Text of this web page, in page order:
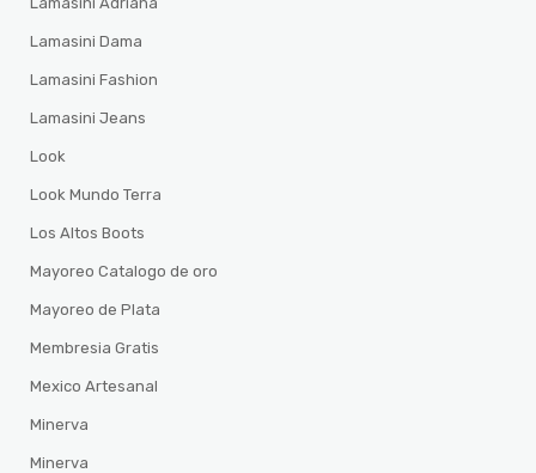
Lamasini Dama
Lamasini Fashion
Lamasini Jeans
Look
Look Mundo Terra
Los Altos Boots
Mayoreo Catalogo de oro
Mayoreo de Plata
Membresia Gratis
Mexico Artesanal
Minerva
Minerva